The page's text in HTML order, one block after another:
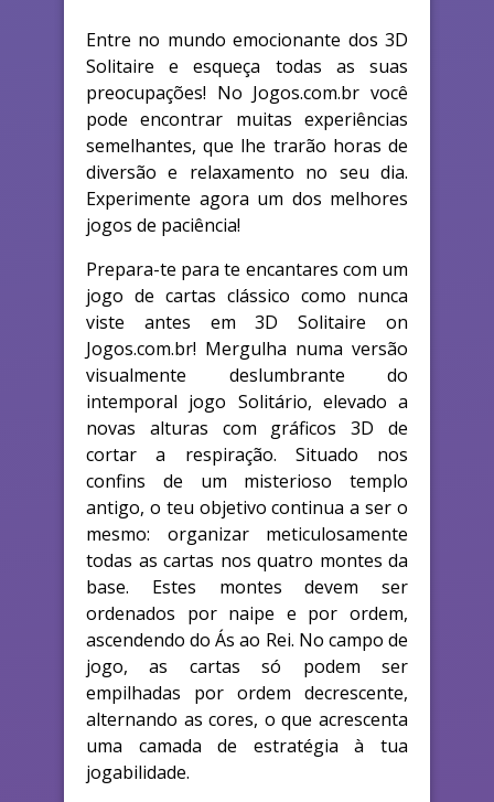
Entre no mundo emocionante dos 3D
Solitaire e esqueça todas as suas
preocupações! No Jogos.com.br você
pode encontrar muitas experiências
semelhantes, que lhe trarão horas de
diversão e relaxamento no seu dia.
Experimente agora um dos melhores
jogos de paciência!
Prepara-te para te encantares com um
jogo de cartas clássico como nunca
viste antes em 3D Solitaire on
Jogos.com.br! Mergulha numa versão
visualmente deslumbrante do
intemporal jogo Solitário, elevado a
novas alturas com gráficos 3D de
cortar a respiração. Situado nos
confins de um misterioso templo
antigo, o teu objetivo continua a ser o
mesmo: organizar meticulosamente
todas as cartas nos quatro montes da
base. Estes montes devem ser
ordenados por naipe e por ordem,
ascendendo do Ás ao Rei. No campo de
jogo, as cartas só podem ser
empilhadas por ordem decrescente,
alternando as cores, o que acrescenta
uma camada de estratégia à tua
jogabilidade.